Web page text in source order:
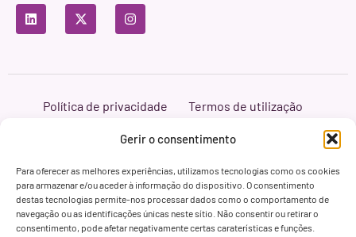
Gerir o consentimento
Para oferecer as melhores experiências, utilizamos tecnologias como os cookies
para armazenar e/ou aceder à informação do dispositivo. O consentimento
destas tecnologias permite-nos processar dados como o comportamento de
navegação ou as identificações únicas neste sítio. Não consentir ou retirar o
consentimento, pode afetar negativamente certas caraterísticas e funções.
Política de privacidade
Termos de utilização
Branding & Web ASH Proyectos Creativos